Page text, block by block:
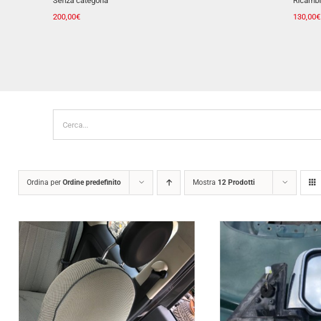
130,00
Ordina per Ordine predefinito Mostra 12 Prodotti